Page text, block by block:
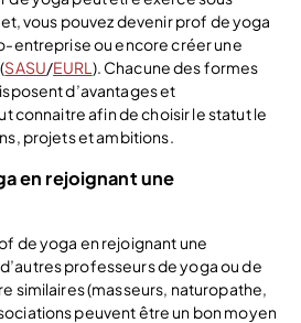
vous pouvez devenir prof de yoga
entreprise ou encore créer une
SASU/EURL ). Chacune des formes
d’avantages et
connaitre afin de choisir le statut le
projets et ambitions.
en rejoignant une
de yoga en rejoignant une
professeurs de yoga ou de
similaires (masseurs, naturopathe,
peuvent être un bon moyen